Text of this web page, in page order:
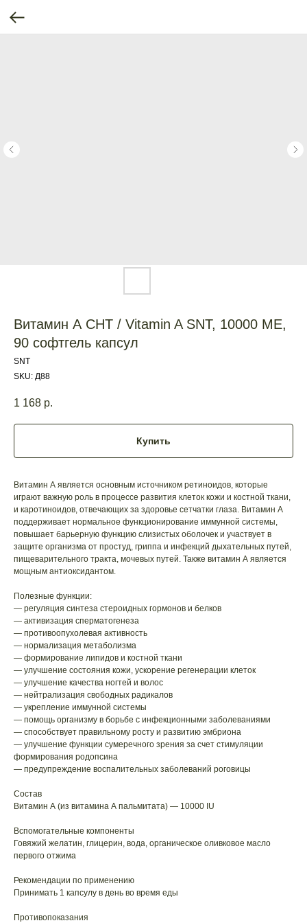
Витамин А СНТ / Vitamin A SNT, 10000 МЕ,
90 софтгель капсул
SNT
SKU: Д88
1 168 р.
Купить
Витамин А является основным источником ретиноидов, которые
играют важную роль в процессе развития клеток кожи и костной ткани,
и каротиноидов, отвечающих за здоровье сетчатки глаза. Витамин А
поддерживает нормальное функционирование иммунной системы,
повышает барьерную функцию слизистых оболочек и участвует в
защите организма от простуд, гриппа и инфекций дыхательных путей,
пищеварительного тракта, мочевых путей. Также витамин А является
мощным антиоксидантом.
Полезные функции:
— регуляция синтеза стероидных гормонов и белков
— активизация сперматогенеза
— противоопухолевая активность
— нормализация метаболизма
— формирование липидов и костной ткани
— улучшение состояния кожи, ускорение регенерации клеток
— улучшение качества ногтей и волос
— нейтрализация свободных радикалов
— укрепление иммунной системы
— помощь организму в борьбе с инфекционными заболеваниями
— способствует правильному росту и развитию эмбриона
— улучшение функции сумеречного зрения за счет стимуляции
формирования родопсина
— предупреждение воспалительных заболеваний роговицы
Состав
Витамин А (из витамина А пальмитата) — 10000 IU
Вспомогательные компоненты
Говяжий желатин, глицерин, вода, органическое оливковое масло
первого отжима
Рекомендации по применению
Принимать 1 капсулу в день во время еды
Противопоказания